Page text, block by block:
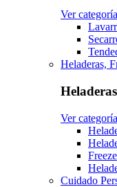
Ver categoría
Heladeras,
Ver categoría
Cuidado